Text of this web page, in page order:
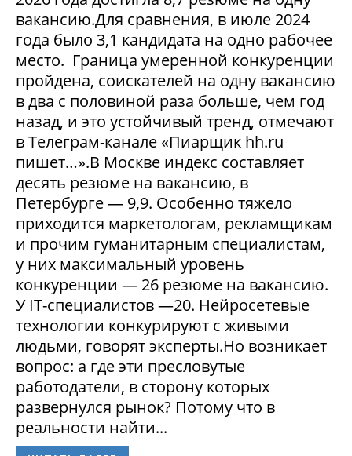
вакансию.Для сравнения, в июле 2024
года было 3,1 кандидата на одно рабочее
место. Граница умеренной конкуренции
пройдена, соискателей на одну вакансию
в два с половиной раза больше, чем год
назад, и это устойчивый тренд, отмечают
в Телеграм-канале «Пиарщик hh.ru
пишет…».В Москве индекс составляет
десять резюме на вакансию, в
Петербурге — 9,9. Особенно тяжело
приходится маркетологам, рекламщикам
и прочим гуманитарным специалистам,
у них максимальный уровень
конкуренции — 26 резюме на вакансию.
У IT-специалистов —20. Нейросетевые
технологии конкурируют с живыми
людьми, говорят эксперты.Но возникает
вопрос: а где эти пресловутые
работодатели, в сторону которых
развернулся рынок? Потому что в
реальности найти...